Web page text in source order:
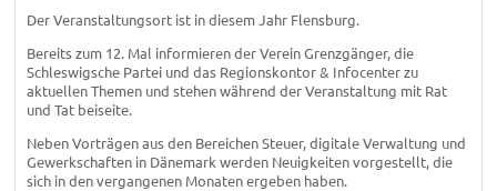
Der Veranstaltungsort ist in diesem Jahr Flensburg.
Bereits zum 12. Mal informieren der Verein Grenzgänger, die
Schleswigsche Partei und das Regionskontor & Infocenter zu
aktuellen Themen und stehen während der Veranstaltung mit Rat
und Tat beiseite.
Neben Vorträgen aus den Bereichen Steuer, digitale Verwaltung und
Gewerkschaften in Dänemark werden Neuigkeiten vorgestellt, die
sich in den vergangenen Monaten ergeben haben.